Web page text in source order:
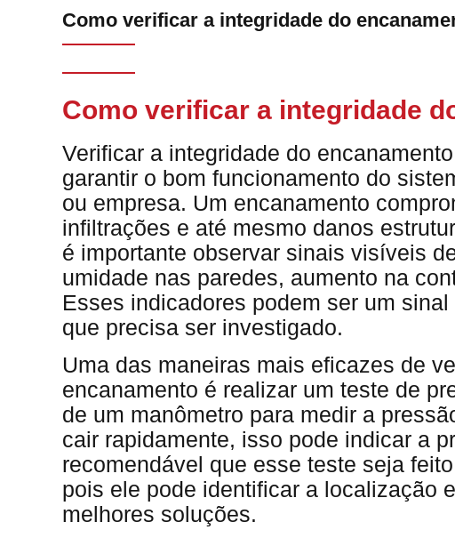
Como verificar a integridade do
Como verificar a integridade
Verificar a integridade do
garantir o bom funcionamento do
ou empresa. Um encanamento
infiltrações e até mesmo danos
é importante observar sinais visíveis
umidade nas paredes, aumento na
Esses indicadores podem ser um
que precisa ser investigado.
Uma das maneiras mais eficazes de
encanamento é realizar um teste de
de um manômetro para medir a
cair rapidamente, isso pode indicar a
recomendável que esse teste seja
pois ele pode identificar a localização
melhores soluções.